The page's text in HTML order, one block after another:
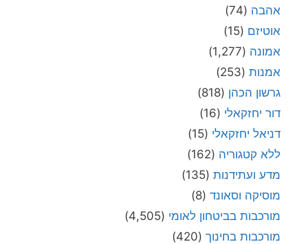
אהבה (74)
אוטיזם (15)
אמונה (1,277)
אמנות (253)
גרשון הכהן (818)
דור יחזקאלי (16)
דניאל יחזקאלי (15)
ללא קטגוריה (162)
מדע ועתידנות (135)
מוסיקה וסאונד (8)
מורכבות בביטחון לאומי (4,505)
מורכבות בחינוך (420)